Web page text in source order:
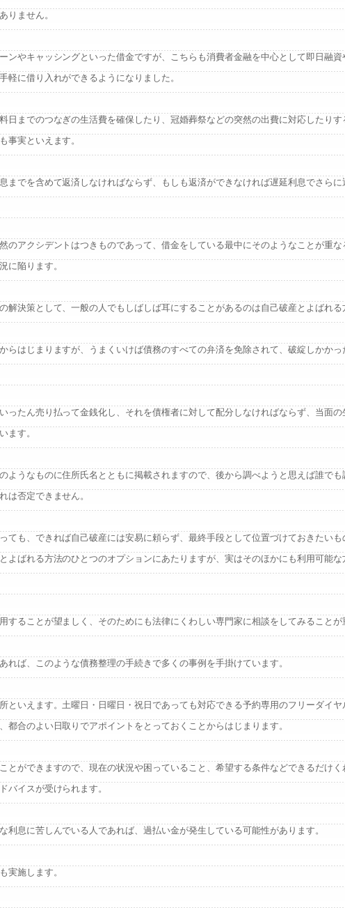
りません。
ンやキャッシングといった借金ですが、こちらも消費者金融を中心として即日融資
軽に借り入れができるようになりました。
日までのつなぎの生活費を確保したり、冠婚葬祭などの突然の出費に対応したり
事実といえます。
までを含めて返済しなければならず、もしも返済ができなければ遅延利息でさら
のアクシデントはつきものであって、借金をしている最中にそのようなことが重な
に陥ります。
解決策として、一般の人でもしばしば耳にすることがあるのは自己破産とよばれる
らはじまりますが、うまくいけば債務のすべての弁済を免除されて、破綻しかかっ
ったん売り払って金銭化し、それを債権者に対して配分しなければならず、当面
ます。
ようなものに住所氏名とともに掲載されますので、後から調べようと思えば誰でも
は否定できません。
ても、できれば自己破産には安易に頼らず、最終手段として位置づけておきたい
よばれる方法のひとつのオプションにあたりますが、実はそのほかにも利用可能な
することが望ましく、そのためにも法律にくわしい専門家に相談をしてみることが
れば、このような債務整理の手続きで多くの事例を手掛けています。
といえます。土曜日・日曜日・祝日であっても対応できる予約専用のフリーダイヤ
都合のよい日取りでアポイントをとっておくことからはじまります。
とができますので、現在の状況や困っていること、希望する条件などできるだけ
バイスが受けられます。
利息に苦しんでいる人であれば、過払い金が発生している可能性があります。
実施します。